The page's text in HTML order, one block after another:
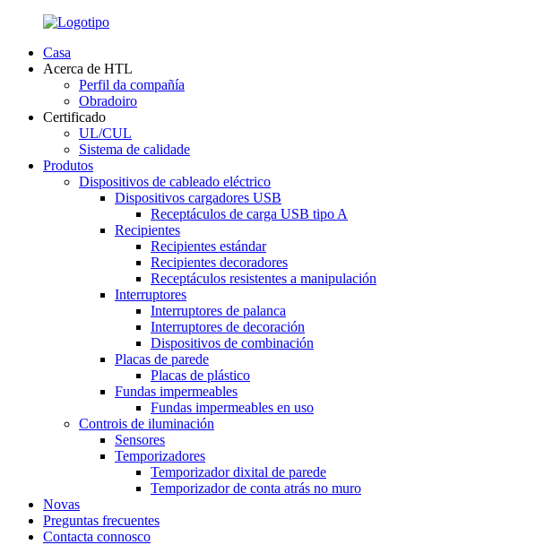
Casa
Acerca de HTL
Perfil da compañía
Obradoiro
Certificado
UL/CUL
Sistema de calidade
Produtos
Dispositivos de cableado eléctrico
Dispositivos cargadores USB
Receptáculos de carga USB tipo A
Recipientes
Recipientes estándar
Recipientes decoradores
Receptáculos resistentes a manipulación
Interruptores
Interruptores de palanca
Interruptores de decoración
Dispositivos de combinación
Placas de parede
Placas de plástico
Fundas impermeables
Fundas impermeables en uso
Controis de iluminación
Sensores
Temporizadores
Temporizador dixital de parede
Temporizador de conta atrás no muro
Novas
Preguntas frecuentes
Contacta connosco